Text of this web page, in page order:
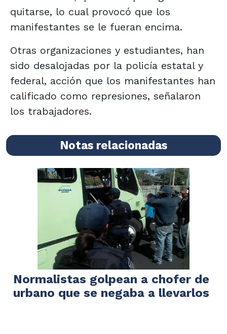
quitarse, lo cual provocó que los
manifestantes se le fueran encima.
Otras organizaciones y estudiantes, han
sido desalojadas por la policía estatal y
federal, acción que los manifestantes han
calificado como represiones, señalaron
los trabajadores.
Notas relacionadas
Normalistas golpean a chofer de
urbano que se negaba a llevarlos